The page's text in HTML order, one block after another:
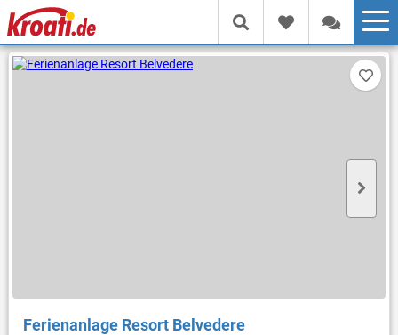
Ferienanlage Resort Belvedere